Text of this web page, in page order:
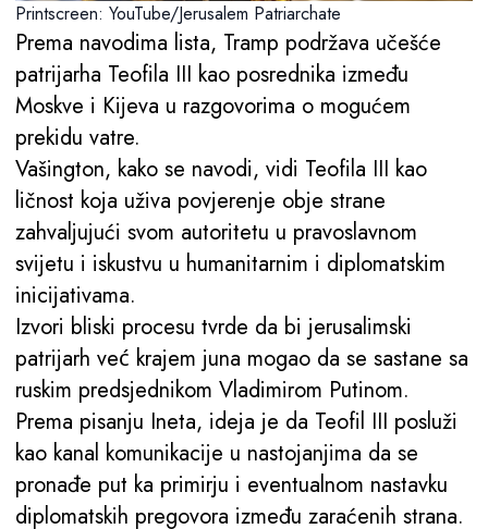
Printscreen: YouTube/Jerusalem Patriarchate
Prema navodima lista, Tramp podržava učešće
patrijarha Teofila III kao posrednika između
Moskve i Kijeva u razgovorima o mogućem
prekidu vatre.
Vašington, kako se navodi, vidi Teofila III kao
ličnost koja uživa povjerenje obje strane
zahvaljujući svom autoritetu u pravoslavnom
svijetu i iskustvu u humanitarnim i diplomatskim
inicijativama.
Izvori bliski procesu tvrde da bi jerusalimski
patrijarh već krajem juna mogao da se sastane sa
ruskim predsjednikom Vladimirom Putinom.
Prema pisanju Ineta, ideja je da Teofil III posluži
kao kanal komunikacije u nastojanjima da se
pronađe put ka primirju i eventualnom nastavku
diplomatskih pregovora između zaraćenih strana.